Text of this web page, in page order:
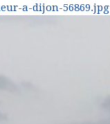
a-dijon-56869.jpg